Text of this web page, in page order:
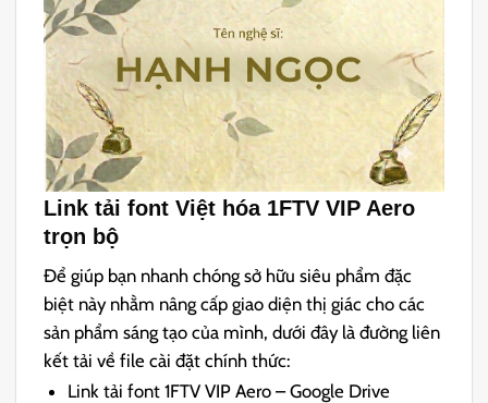
Link tải font Việt hóa 1FTV VIP Aero
trọn bộ
Để giúp bạn nhanh chóng sở hữu siêu phẩm đặc
biệt này nhằm nâng cấp giao diện thị giác cho các
sản phẩm sáng tạo của mình, dưới đây là đường liên
kết tải về file cài đặt chính thức:
Link tải font 1FTV VIP Aero – Google Drive